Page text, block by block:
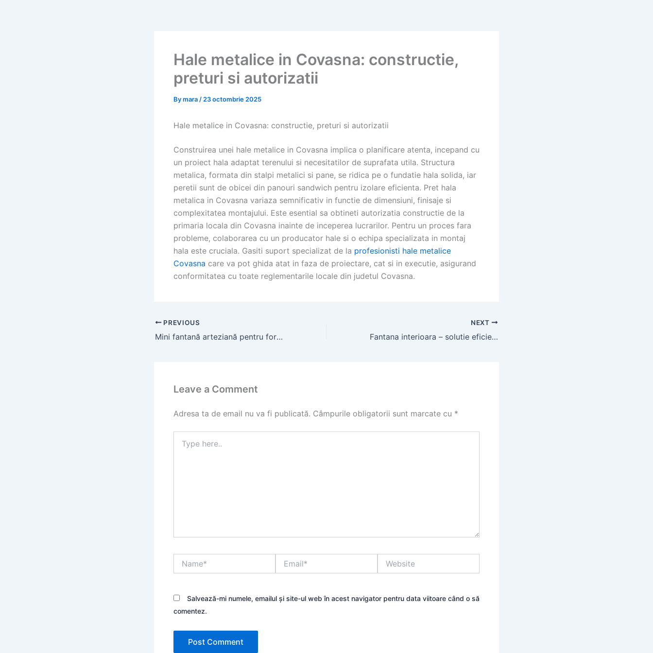
Hale metalice in Covasna: constructie,
preturi si autorizatii
Bymara / 23 octombrie 2025
Hale metalice in Covasna: constructie, preturi si autorizatii
Construirea unei hale metalice in Covasna implica o planificare atenta, incepand cu
un proiect hala adaptat terenului si necesitatilor de suprafata utila. Structura
metalica, formata din stalpi metalici si pane, se ridica pe o fundatie hala solida, iar
peretii sunt de obicei din panouri sandwich pentru izolare eficienta. Pret hala
metalica in Covasna variaza semnificativ in functie de dimensiuni, finisaje si
complexitatea montajului. Este esential sa obtineti autorizatia constructie de la
primaria locala din Covasna inainte de inceperea lucrarilor. Pentru un proces fara
probleme, colaborarea cu un producator hale si o echipa specializata in montaj
hala este cruciala. Gasiti suport specializat de la profesionisti hale metalice
Covasna care va pot ghida atat in faza de proiectare, cat si in executie, asigurand
conformitatea cu toate reglementarile locale din judetul Covasna.
PREVIOUS
Mini fantană arteziană pentru foraje puturi
NEXT
Fantana interioara – solutie eficienta pentru foraje puturi
Leave a Comment
Adresa ta de email nu va fi publicată. Câmpurile obligatorii sunt marcate cu *
here..
Salvează-mi numele, emailul și site-ul web în acest navigator pentru data viitoare când o să
comentez.